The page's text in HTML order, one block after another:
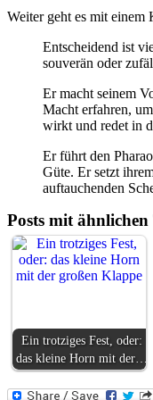
Weiter geht es mit
Entscheidend ist
souverän oder
Er macht seinem
Macht erfahren,
wirkt und redet in
Er führt den
Güte. Er setzt
auftauchenden
Posts mit ähnlichen
Ein trotziges Fest, oder:
das kleine Horn mit der…